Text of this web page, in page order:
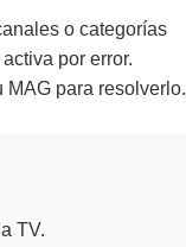
o categorías
por error.
MAG para resolverlo.
TV.